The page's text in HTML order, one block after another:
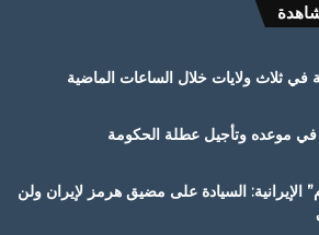
في ثلاث ولايات خلال الساعات الماضية
في موعده وتأجيل عطلة الحكومة
السيادة على مضيق هرمز لإيران ولن